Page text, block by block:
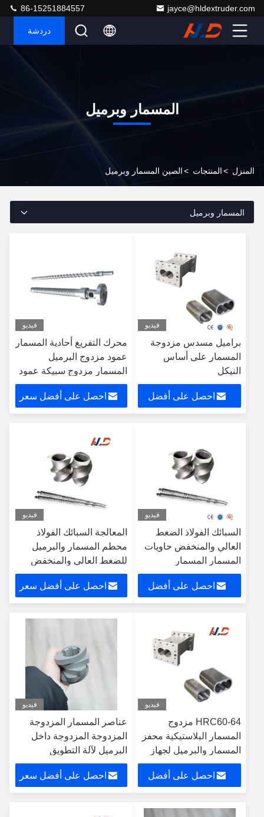
jayce@hldextruder.com
86-15251884557
دردشة
المسمار وبرميل
المنزل >المنتجات >الصين المسمار وبرميل
المسمار وبرميل
فيديو
براميل مسدس مزدوجة
المسمار على أساس
النيكل
احصل على أفضل
فيديو
محرك التفريغ أحادية المسمار
عمود مزدوج البرميل
المسمار مزدوج سبيكة عمود
المسمار
احصل على أفضل سعر
فيديو
السبائك الفولاذ الضغط
العالي والمنخفض حاويات
المسمار المسمار
احصل على أفضل
فيديو
المعالجة السبائك الفولاذ
محطم المسمار والبرميل
للضغط العالي والمنخفض
حبة
احصل على أفضل سعر
فيديو
HRC60-64 مزدوج
المسمار البلاستيكية محفز
المسمار والبرميل لجهاز
حفر البلاستيك
احصل على أفضل
فيديو
عناصر المسمار المزدوجة
المزدوجة المزدوجة داخل
البرميل لآلة التطويق
احصل على أفضل سعر